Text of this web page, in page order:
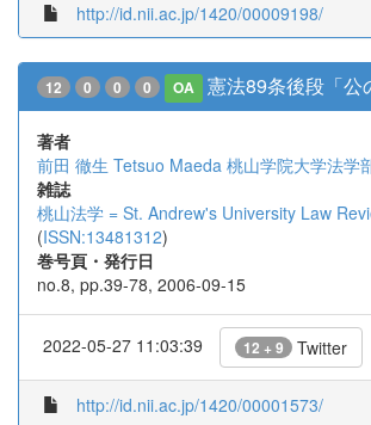
http://id.nii.ac.jp/1420/00009198/
12 0 0 0 OA 憲法89条後段「公
著者
前田 徹生 Tetsuo Maeda 桃山学院大学法学
雑誌
桃山法学 = St. Andrew's University Law
(ISSN:13481312)
巻号頁・発行日
no.8, pp.39-78, 2006-09-15
2022-05-27 11:03:39 12 + 9 Twitter
http://id.nii.ac.jp/1420/00001573/